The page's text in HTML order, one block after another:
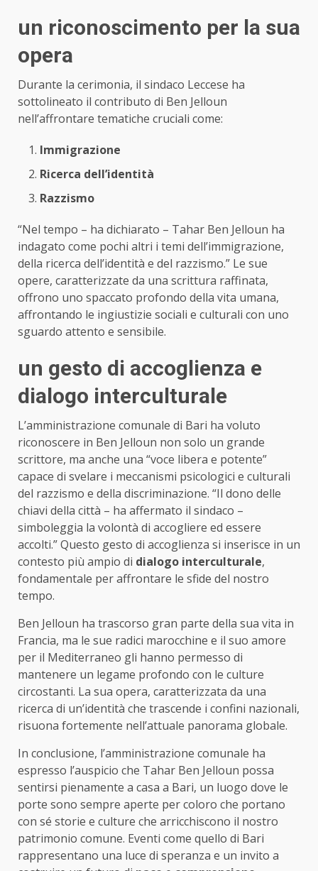
un riconoscimento per la sua
opera
Durante la cerimonia, il sindaco Leccese ha
sottolineato il contributo di Ben Jelloun
nell’affrontare tematiche cruciali come:
Immigrazione
Ricerca dell’identità
Razzismo
“Nel tempo – ha dichiarato – Tahar Ben Jelloun ha
indagato come pochi altri i temi dell’immigrazione,
della ricerca dell’identità e del razzismo.” Le sue
opere, caratterizzate da una scrittura raffinata,
offrono uno spaccato profondo della vita umana,
affrontando le ingiustizie sociali e culturali con uno
sguardo attento e sensibile.
un gesto di accoglienza e
dialogo interculturale
L’amministrazione comunale di Bari ha voluto
riconoscere in Ben Jelloun non solo un grande
scrittore, ma anche una “voce libera e potente”
capace di svelare i meccanismi psicologici e culturali
del razzismo e della discriminazione. “Il dono delle
chiavi della città – ha affermato il sindaco –
simboleggia la volontà di accogliere ed essere
accolti.” Questo gesto di accoglienza si inserisce in un
contesto più ampio di dialogo interculturale,
fondamentale per affrontare le sfide del nostro
tempo.
Ben Jelloun ha trascorso gran parte della sua vita in
Francia, ma le sue radici marocchine e il suo amore
per il Mediterraneo gli hanno permesso di
mantenere un legame profondo con le culture
circostanti. La sua opera, caratterizzata da una
ricerca di un’identità che trascende i confini nazionali,
risuona fortemente nell’attuale panorama globale.
In conclusione, l’amministrazione comunale ha
espresso l’auspicio che Tahar Ben Jelloun possa
sentirsi pienamente a casa a Bari, un luogo dove le
porte sono sempre aperte per coloro che portano
con sé storie e culture che arricchiscono il nostro
patrimonio comune. Eventi come quello di Bari
rappresentano una luce di speranza e un invito a